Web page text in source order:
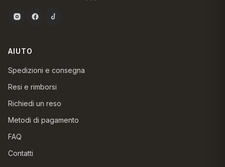
AIUTO
Spedizioni e consegna
Resi e rimborsi
Richiedi un reso
Metodi di pagamento
FAQ
Contatti